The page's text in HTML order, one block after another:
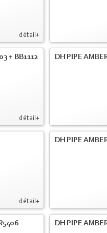
détail+
détail+
+ BB1112 DH PIPE
détail+
DH PIPE
DH PIPE